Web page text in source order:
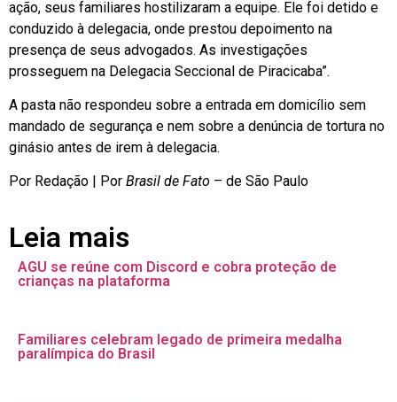
ação, seus familiares hostilizaram a equipe. Ele foi detido e
conduzido à delegacia, onde prestou depoimento na
presença de seus advogados. As investigações
prosseguem na Delegacia Seccional de Piracicaba”.
A pasta não respondeu sobre a entrada em domicílio sem
mandado de segurança e nem sobre a denúncia de tortura no
ginásio antes de irem à delegacia.
Por Redação | Por Brasil de Fato – de São Paulo
Leia mais
AGU se reúne com Discord e cobra proteção de
crianças na plataforma
Familiares celebram legado de primeira medalha
paralímpica do Brasil